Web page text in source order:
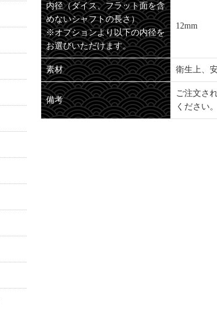
内径（ダイス、フラット面を含
めないシャフトの長さ）
※オプションより以下の内径を
お選びいただけます。
12mm
素材 衛生上、
備考
ご注文さ
ください。